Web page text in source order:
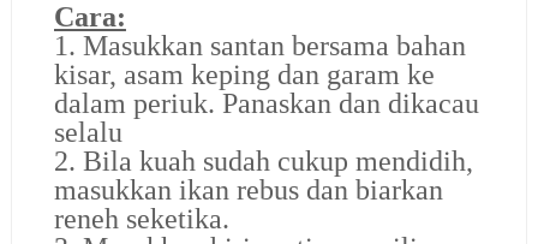
Cara:
1. Masukkan santan bersama bahan
kisar, asam keping dan garam ke
dalam periuk. Panaskan dan dikacau
selalu
2. Bila kuah sudah cukup mendidih,
masukkan ikan rebus dan biarkan
reneh seketika.